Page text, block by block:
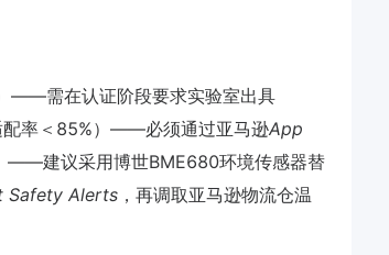
——需在认证阶段要求实验室出具
配率＜85%）——必须通过亚马逊App
——建议采用博世BME680环境传感器替
Safety Alerts ，再调取亚马逊物流仓温